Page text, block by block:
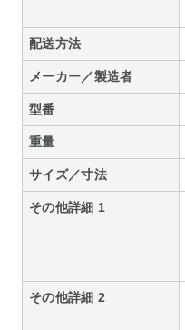
配送方法
メーカー／製造者
型番
重量
サイズ／寸法
その他詳細 1
その他詳細 2